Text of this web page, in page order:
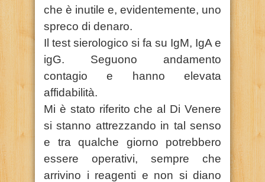
che è inutile e, evidentemente, uno
spreco di denaro.
Il test sierologico si fa su IgM, IgA e
igG. Seguono andamento
contagio e hanno elevata
affidabilità.
Mi è stato riferito che al Di Venere
si stanno attrezzando in tal senso
e tra qualche giorno potrebbero
essere operativi, sempre che
arrivino i reagenti e non si diano